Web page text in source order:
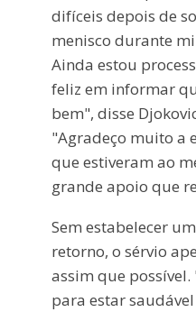
difíceis depois de
menisco durante
Ainda estou
feliz em informar
bem", disse
"Agradeço muito a
que estiveram ao
grande apoio que
Sem estabelecer
retorno, o sérvio
assim que
para estar